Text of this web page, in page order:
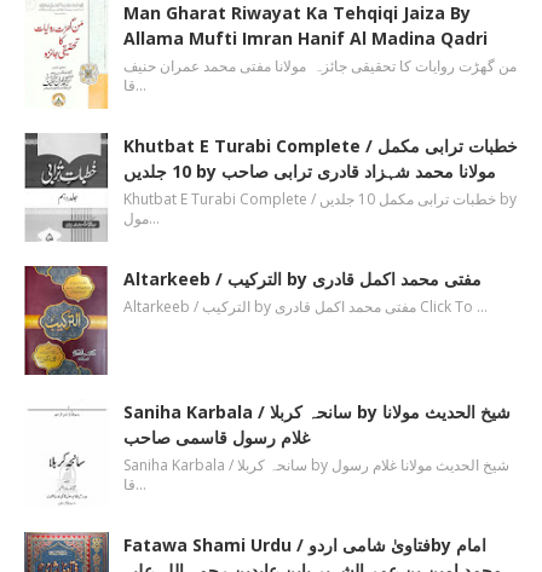
Man Gharat Riwayat Ka Tehqiqi Jaiza By
Allama Mufti Imran Hanif Al Madina Qadri
من گھڑت روایات کا تحقیقی جائزہ مولانا مفتی محمد عمران حنیف
قا…
Khutbat E Turabi Complete / خطبات ترابی مکمل
10 جلدیں by مولانا محمد شہزاد قادری ترابی صاحب
Khutbat E Turabi Complete / خطبات ترابی مکمل 10 جلدیں by
مول…
Altarkeeb / الترکیب by مفتی محمد اکمل قادری
Altarkeeb / الترکیب by مفتی محمد اکمل قادری Click To …
Saniha Karbala / سانحہ کربلا by شیخ الحدیث مولانا
غلام رسول قاسمی صاحب
Saniha Karbala / سانحہ کربلا by شیخ الحدیث مولانا غلام رسول
قا…
Fatawa Shami Urdu / فتاویٰ شامی اردوby امام